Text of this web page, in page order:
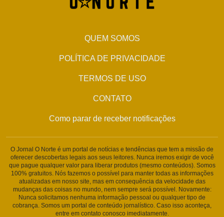
QUEM SOMOS
POLÍTICA DE PRIVACIDADE
TERMOS DE USO
CONTATO
Como parar de receber notificações
O Jornal O Norte é um portal de notícias e tendências que tem a missão de
oferecer descobertas legais aos seus leitores. Nunca iremos exigir de você
que pague qualquer valor para liberar produtos (mesmo conteúdos). Somos
100% gratuitos. Nós fazemos o possível para manter todas as informações
atualizadas em nosso site, mas em consequência da velocidade das
mudanças das coisas no mundo, nem sempre será possível. Novamente:
Nunca solicitamos nenhuma informação pessoal ou qualquer tipo de
cobrança. Somos um portal de conteúdo jornalístico. Caso isso aconteça,
entre em contato conosco imediatamente.